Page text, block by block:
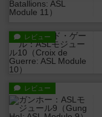
レビュー
レビュー